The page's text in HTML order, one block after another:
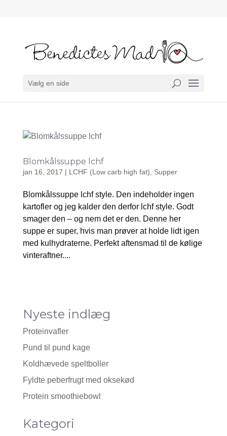
Vælg en side
Blomkålssuppe lchf
jan 16, 2017 | LCHF (Low carb high fat) Supper
Blomkålssuppe lchf style. Den indeholder ingen
kartofler og jeg kalder den derfor lchf style. Godt
smager den – og nem det er den. Denne her
suppe er super, hvis man prøver at holde lidt igen
med kulhydraterne. Perfekt aftensmad til de kølige
vinteraftner....
Nyeste indlæg
Proteinvafler
Pund til pund kage
Koldhævede speltboller
Fyldte peberfrugt med oksekød
Protein smoothiebowl
Kategori